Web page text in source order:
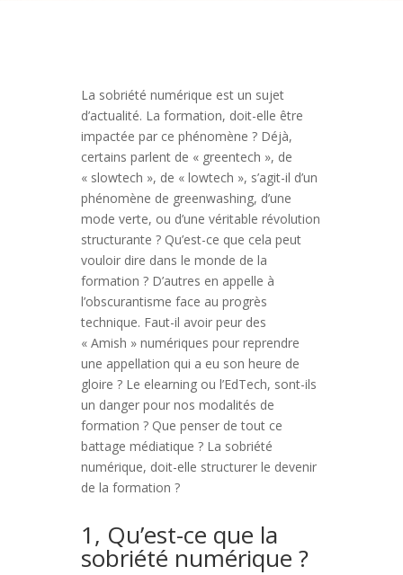
La sobriété numérique est un sujet
d’actualité. La formation, doit-elle être
impactée par ce phénomène ? Déjà,
certains parlent de « greentech », de
« slowtech », de « lowtech », s’agit-il d’un
phénomène de greenwashing, d’une
mode verte, ou d’une véritable révolution
structurante ? Qu’est-ce que cela peut
vouloir dire dans le monde de la
formation ? D’autres en appelle à
l’obscurantisme face au progrès
technique. Faut-il avoir peur des
« Amish » numériques pour reprendre
une appellation qui a eu son heure de
gloire ? Le elearning ou l’EdTech, sont-ils
un danger pour nos modalités de
formation ? Que penser de tout ce
battage médiatique ? La sobriété
numérique, doit-elle structurer le devenir
de la formation ?
1, Qu’est-ce que la
sobriété numérique ?